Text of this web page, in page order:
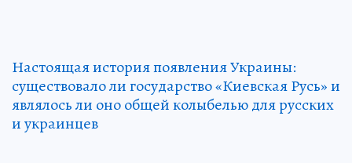
Настоящая история появления Украины:
существовало ли государство «Киевская Русь» и
являлось ли оно общей колыбелью для русских
и украинцев